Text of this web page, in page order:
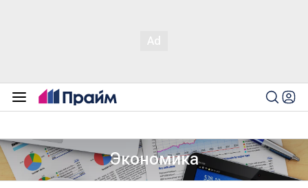
Экономика